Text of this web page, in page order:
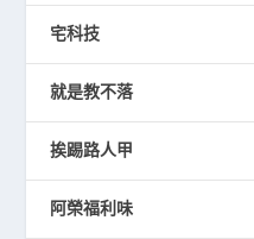
宅科技
就是教不落
挨踢路人甲
阿榮福利味